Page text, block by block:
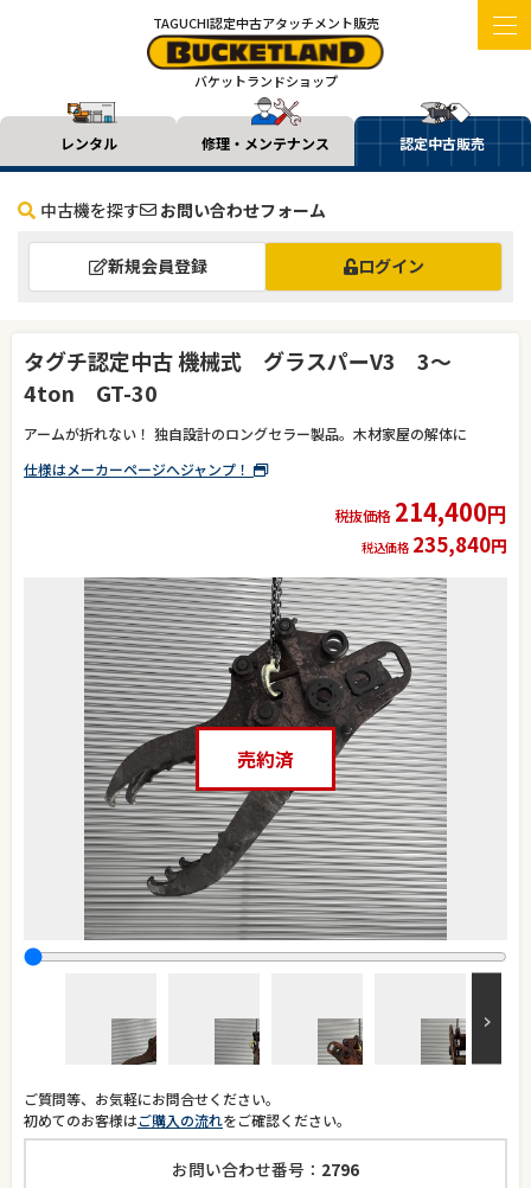
TAGUCHI認定中古アタッチメント販売
バケットランドショップ
レンタル 修理・メンテナンス 認定中古販売
中古機を探す お問い合わせフォーム
新規会員登録 ログイン
タグチ認定中古 機械式 グラスパーV3 3～
4ton GT-30
アームが折れない！ 独自設計のロングセラー製品。木材家屋の解体に
仕様はメーカーページへジャンプ！
税抜価格 214,400円
税込価格 235,840円
売約済
ご質問等、お気軽にお問合せください。
初めてのお客様はご購入の流れをご確認ください。
お問い合わせ番号： 2796